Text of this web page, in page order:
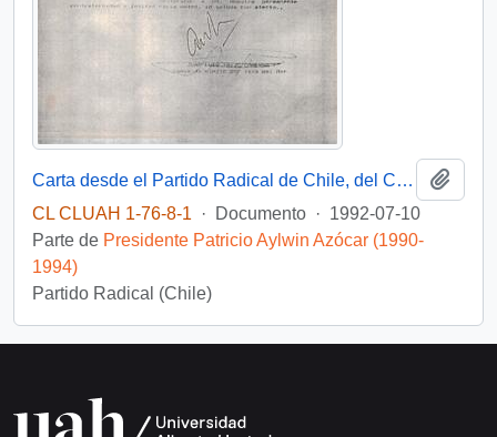
Carta desde el Partido Radical de Chile, del Concejal electo en la comuna de Viña del Mar, sr. Juan Luis Trejo Canessa, dirigida al Señor Patricio Aylwin A., Presidente de la República
CL CLUAH 1-76-8-1
· Documento · 1992-07-10
Parte de Presidente Patricio Aylwin Azócar (1990-
1994)
Partido Radical (Chile)